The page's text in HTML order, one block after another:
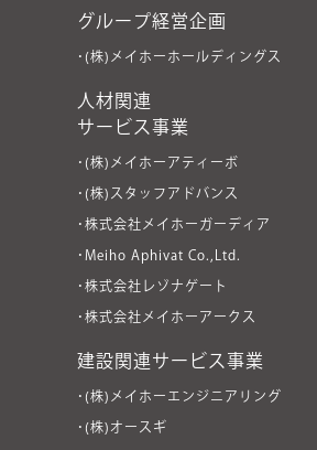
グループ経営企画
・(株)メイホーホールディングス
人材関連
サービス事業
・(株)メイホーアティーボ
・(株)スタッフアドバンス
・株式会社メイホーガーディア
・Meiho Aphivat Co.,Ltd.
・株式会社レゾナゲート
・株式会社メイホーアークス
建設関連サービス事業
・(株)メイホーエンジニアリング
・(株)オースギ